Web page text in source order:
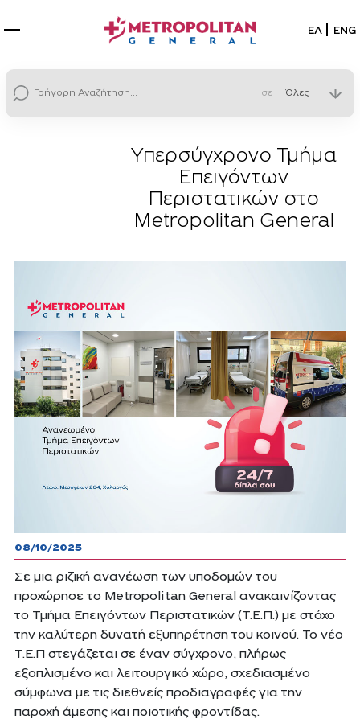
ΕΛ ENG
σε
Υπερσύγχρονο Τμήμα
Επειγόντων
Περιστατικών στο
Μetropolitan General
08/10/2025
Σε μια ριζική ανανέωση των υποδομών του
προχώρησε το Metropolitan General ανακαινίζοντας
το Τμήμα Επειγόντων Περιστατικών (Τ.Ε.Π.) με στόχο
την καλύτερη δυνατή εξυπηρέτηση του κοινού. To νέο
Τ.Ε.Π στεγάζεται σε έναν σύγχρονο, πλήρως
εξοπλισμένο και λειτουργικό χώρο, σχεδιασμένο
σύμφωνα με τις διεθνείς προδιαγραφές για την
παροχή άμεσης και ποιοτικής φροντίδας.